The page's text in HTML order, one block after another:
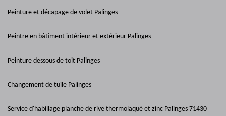
Peinture et décapage de volet Palinges
Peintre en bâtiment intérieur et extérieur Palinges
Peinture dessous de toit Palinges
Changement de tuile Palinges
Service d'habillage planche de rive thermolaqué et zinc Palinges 71430